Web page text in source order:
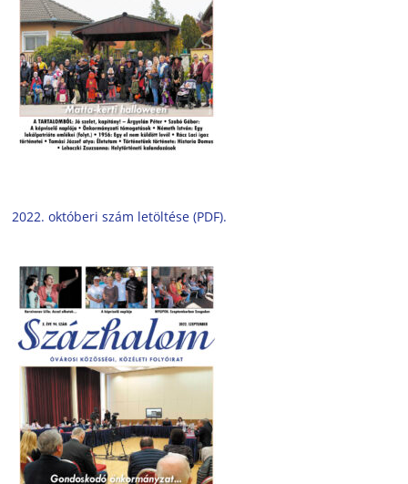
2022. októberi szám letöltése (PDF).